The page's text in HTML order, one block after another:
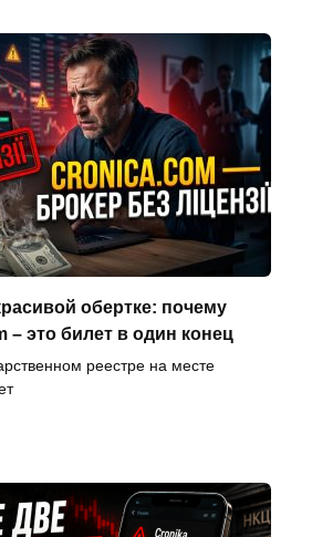
обертке: почему
– это билет в один конец
реестре на месте